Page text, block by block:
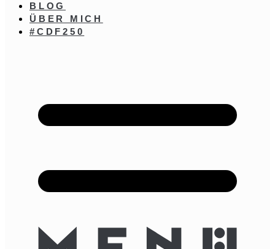
BLOG
ÜBER MICH
#CDF250